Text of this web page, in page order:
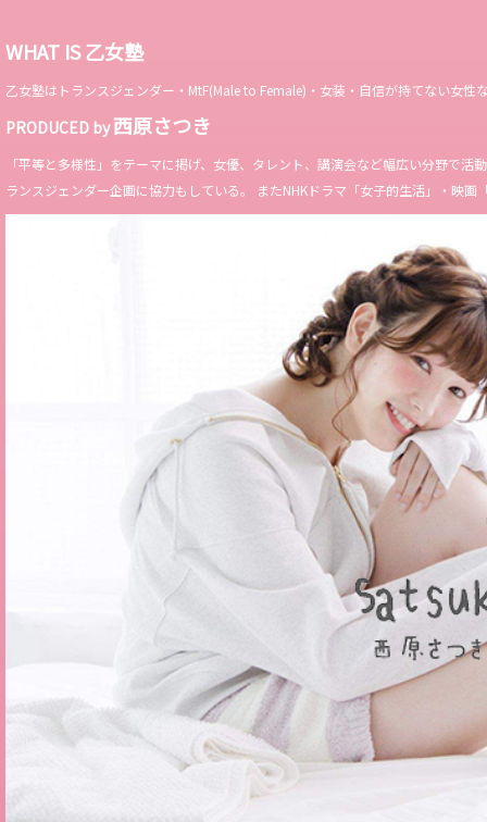
WHAT IS 乙女塾
乙女塾はトランスジェンダー・MtF(Male to Female)・女装・自信が持てない女
PRODUCED by西原さつき
「平等と多様性」をテーマに掲げ、女優、タレント、講演会など幅広い分野で
ランスジェンダー企画に協力もしている。 またNHKドラマ「女子的生活」・映